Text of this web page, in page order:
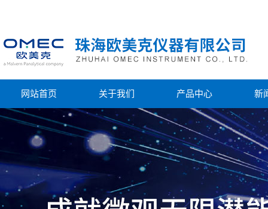
网站首页 关于我们 产品中心 新